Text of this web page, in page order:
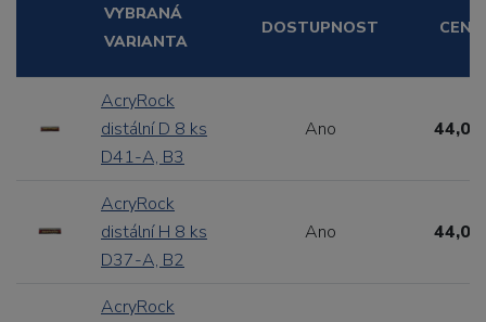
VYBRANÁ
VARIANTA
DOSTUPNOST CENA
AcryRock
distální D 8 ks
D41-A, B3
Ano 44,00
AcryRock
distální H 8 ks
D37-A, B2
Ano 44,00
AcryRock